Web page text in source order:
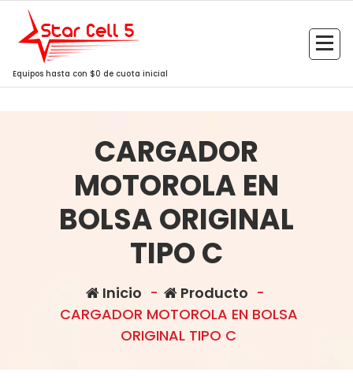
Saltar
contenido
Equipos hasta con $0 de cuota inicial
CARGADOR
MOTOROLA EN
BOLSA ORIGINAL
TIPO C
Inicio - Producto -
CARGADOR MOTOROLA EN BOLSA
ORIGINAL TIPO C